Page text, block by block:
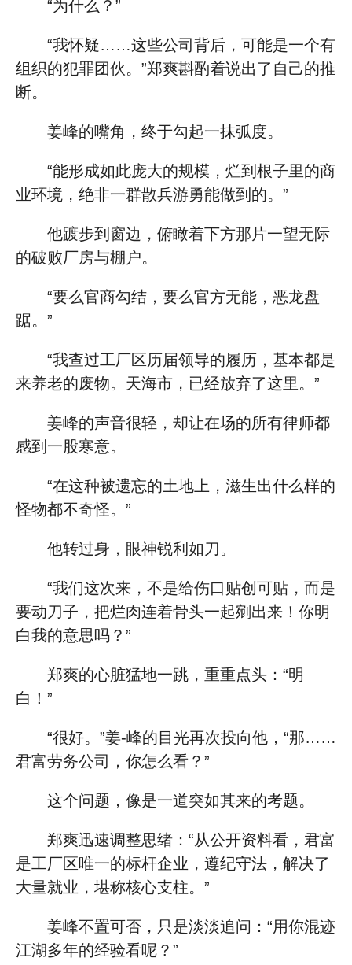
“为什么？”
“我怀疑……这些公司背后，可能是一个有
组织的犯罪团伙。”郑爽斟酌着说出了自己的推
断。
姜峰的嘴角，终于勾起一抹弧度。
“能形成如此庞大的规模，烂到根子里的商
业环境，绝非一群散兵游勇能做到的。”
他踱步到窗边，俯瞰着下方那片一望无际
的破败厂房与棚户。
“要么官商勾结，要么官方无能，恶龙盘
踞。”
“我查过工厂区历届领导的履历，基本都是
来养老的废物。天海市，已经放弃了这里。”
姜峰的声音很轻，却让在场的所有律师都
感到一股寒意。
“在这种被遗忘的土地上，滋生出什么样的
怪物都不奇怪。”
他转过身，眼神锐利如刀。
“我们这次来，不是给伤口贴创可贴，而是
要动刀子，把烂肉连着骨头一起剜出来！你明
白我的意思吗？”
郑爽的心脏猛地一跳，重重点头：“明
白！”
“很好。”姜-峰的目光再次投向他，“那……
君富劳务公司，你怎么看？”
这个问题，像是一道突如其来的考题。
郑爽迅速调整思绪：“从公开资料看，君富
是工厂区唯一的标杆企业，遵纪守法，解决了
大量就业，堪称核心支柱。”
姜峰不置可否，只是淡淡追问：“用你混迹
江湖多年的经验看呢？”